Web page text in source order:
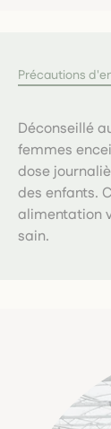
Précautions
Déconseillé
femmes
dose
des enfants.
alimentation
sain.